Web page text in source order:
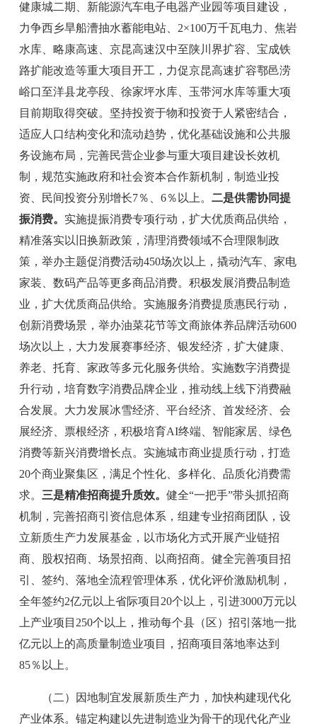
健康城二期、新能源汽车电子电器产业园等项目建设，
力争西乡旱船漕抽水蓄能电站、 2×100万千瓦电力、焦岩
水库、略康高速、京昆高速汉中至陕川界扩容、宝成铁
路扩能改造等重大项目开工，力促京昆高速扩容鄠邑涝
峪口至洋县龙亭段、徐家坪水库、玉带河水库等重大项
目前期取得突破。坚持投资于物和投资于人紧密结合，
适应人口结构变化和流动趋势，优化基础设施和公共服
务设施布局，完善民营企业参与重大项目建设长效机
制，规范实施政府和社会资本合作新机制，制造业投
资、民间投资分别增长7％ 6％ 以上。 二是供需协同提
振消费。 实施提振消费专项行动，扩大优质商品供给，
精准落实以旧换新政策，清理消费领域不合理限制政
策，举办主题促消费活动450场次以上，撬动汽车、家电
家装、数码产品等更多商品消费。积极发展消费品制造
业，扩大优质商品供给。实施服务消费提质惠民行动，
创新消费场景，举办油菜花节等文商旅体养品牌活动600
场次以上，大力发展赛事经济、银发经济，扩大健康、
养老、托育、家政等多元化服务供给。实施数字消费提
升行动，培育数字消费品牌企业，推动线上线下消费融
合发展。大力发展冰雪经济、平台经济、首发经济、会
展经济、票根经济，积极培育AI终端、智能家居、绿色
消费等新兴消费增长点。实施城市商业提质行动，打造
20个商业聚集区，满足个性化、多样化、品质化消费需
求。 三是精准招商提升质效。 健全“一把手”带头抓招商
机制，完善招商引资信息体系， 组建专业招商团队，设
立新质生产力发展基金，以市场化方式开展产业链招
商、股权招商、场景招商、以商招商。 健全完善项目招
引、签约、落地全流程管理体系，优化评价激励机制，
全年签约2亿元以上省际项目 20个以上， 引进3000万元 以
上产业项目 250个以上，推动每个县（区）招引落地一批
亿元以上的高质量制造业项目
， 招商项目落地率达到
85％ 以上 。
（二）因地制宜发展新质生产力，加快构建现代化
产业体系。 锚定构建以先进制造业为骨干的现代化产业